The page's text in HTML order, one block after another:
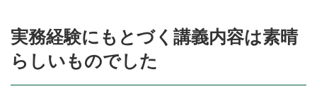
実務経験にもとづく講義内容は素晴
らしいものでした